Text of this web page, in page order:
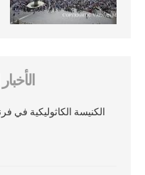
الكنيسة الكاثوليكية في